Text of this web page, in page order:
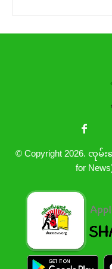
© Copyright 2026. ၸုမ်း
for